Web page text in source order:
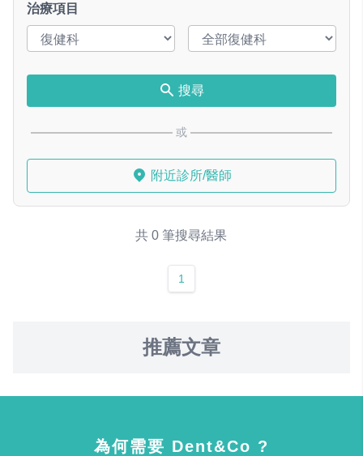
治療項目
搜尋
或
附近診所/醫師
共 0 筆搜尋結果
1
推薦文章
為何需要 Dent&Co ?